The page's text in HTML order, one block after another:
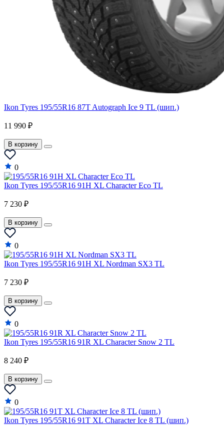
Ikon Tyres 195/55R16 87T Autograph Ice 9 TL (шип.)
11 990 ₽
В корзину
0
Ikon Tyres 195/55R16 91H XL Character Eco TL
7 230 ₽
В корзину
0
Ikon Tyres 195/55R16 91H XL Nordman SX3 TL
7 230 ₽
В корзину
0
Ikon Tyres 195/55R16 91R XL Character Snow 2 TL
8 240 ₽
В корзину
0
Ikon Tyres 195/55R16 91T XL Character Ice 8 TL (шип.)